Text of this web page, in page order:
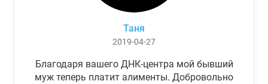
Таня
2019-04-27
Благодаря вашего ДНК-центра мой бывший
муж теперь платит алименты. Добровольно